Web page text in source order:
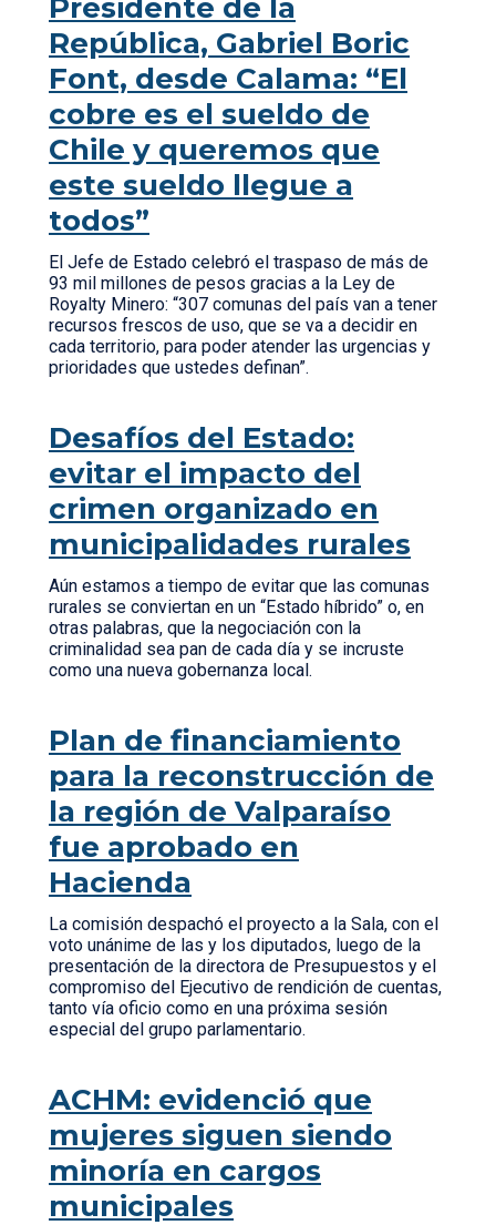
Presidente de la
República, Gabriel Boric
Font, desde Calama: “El
cobre es el sueldo de
Chile y queremos que
este sueldo llegue a
todos”
El Jefe de Estado celebró el traspaso de más de
93 mil millones de pesos gracias a la Ley de
Royalty Minero: “307 comunas del país van a tener
recursos frescos de uso, que se va a decidir en
cada territorio, para poder atender las urgencias y
prioridades que ustedes definan”.
Desafíos del Estado:
evitar el impacto del
crimen organizado en
municipalidades rurales
Aún estamos a tiempo de evitar que las comunas
rurales se conviertan en un “Estado híbrido” o, en
otras palabras, que la negociación con la
criminalidad sea pan de cada día y se incruste
como una nueva gobernanza local.
Plan de financiamiento
para la reconstrucción de
la región de Valparaíso
fue aprobado en
Hacienda
La comisión despachó el proyecto a la Sala, con el
voto unánime de las y los diputados, luego de la
presentación de la directora de Presupuestos y el
compromiso del Ejecutivo de rendición de cuentas,
tanto vía oficio como en una próxima sesión
especial del grupo parlamentario.
ACHM: evidenció que
mujeres siguen siendo
minoría en cargos
municipales